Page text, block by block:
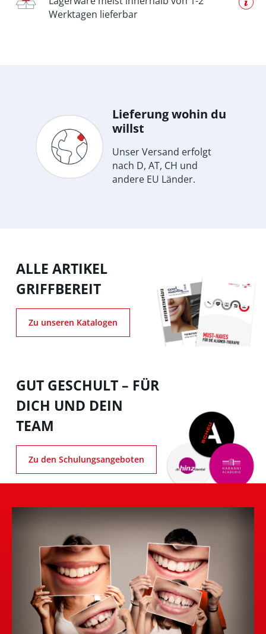
Werktagen lieferbar
Lieferung wohin du
willst
Unser Versand erfolgt
nach D, AT, CH und
andere EU Länder.
ALLE ARTIKEL
GRIFFBEREIT
Zu unseren Katalogen
GUT GESCHULT – FÜR
DICH UND DEIN
TEAM
Zu den Schulungsangeboten